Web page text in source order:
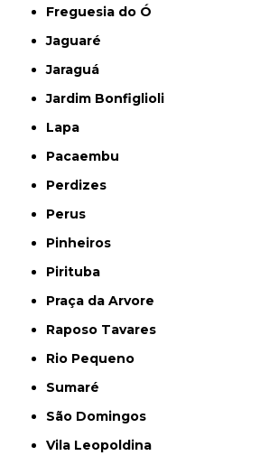
Freguesia do Ó
Jaguaré
Jaraguá
Jardim Bonfiglioli
Lapa
Pacaembu
Perdizes
Perus
Pinheiros
Pirituba
Praça da Arvore
Raposo Tavares
Rio Pequeno
Sumaré
São Domingos
Vila Leopoldina